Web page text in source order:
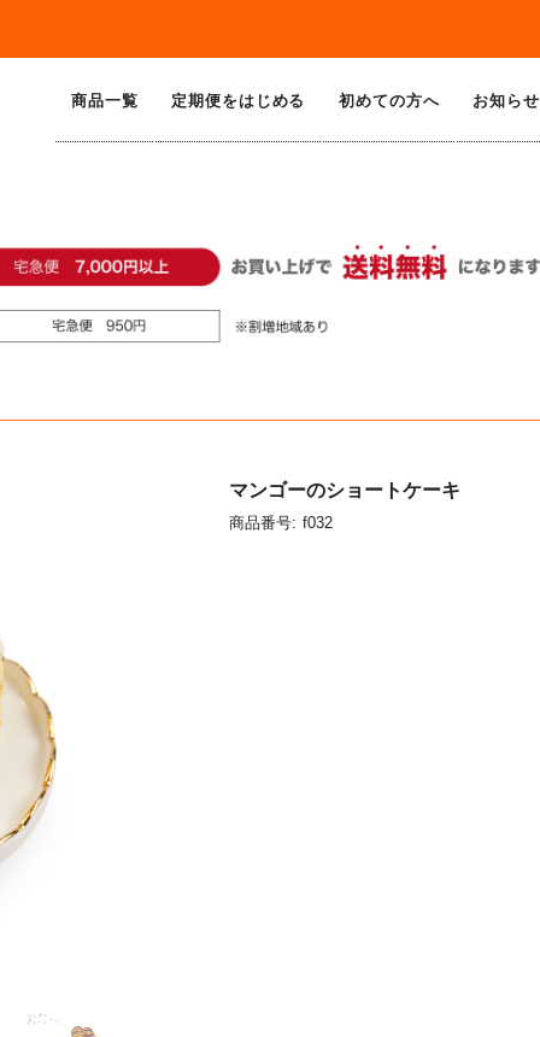
商品一覧 定期便をはじめる 初めての方へ お知らせ
マンゴーのショートケーキ
商品番号: f032